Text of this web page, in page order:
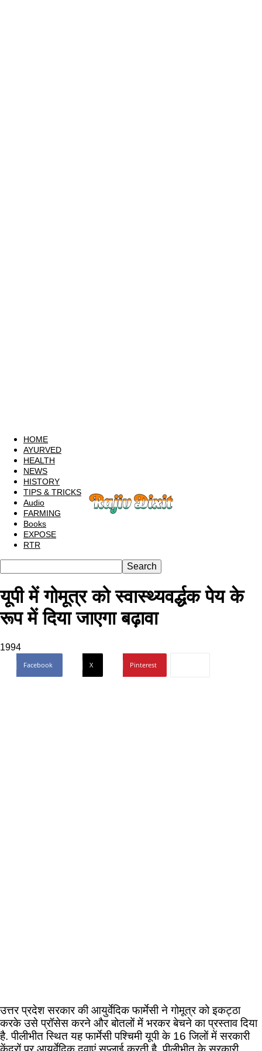
HOME
AYURVED
HEALTH
NEWS
HISTORY
TIPS & TRICKS
Audio
FARMING
Books
EXPOSE
RTR
यूपी में गोमूत्र को स्‍वास्‍थ्‍यवर्द्धक पेय के
रूप में दिया जाएगा बढ़ावा
1994
Facebook X Pinterest
उत्तर प्रदेश सरकार की आयुर्वेदिक फार्मेसी ने गोमूत्र को इकट्ठा
करके उसे प्रॉसेस करने और बोतलों में भरकर बेचने का प्रस्ताव दिया
है. पीलीभीत स्थित यह फार्मेसी पश्चिमी यूपी के 16 जिलों में सरकारी